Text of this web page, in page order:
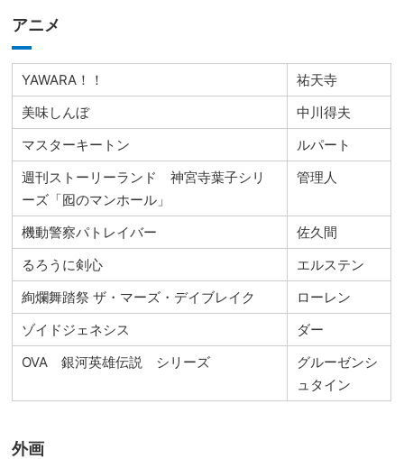
アニメ
YAWARA！！
祐天寺
美味しんぼ
中川得夫
マスターキートン
ルパート
週刊ストーリーランド 神宮寺葉子シリ
ーズ「囮のマンホール」
管理人
機動警察パトレイバー
佐久間
るろうに剣心
エルステン
絢爛舞踏祭 ザ・マーズ・デイブレイク
ローレン
ゾイドジェネシス
ダー
OVA 銀河英雄伝説 シリーズ
グルーゼンシ
ュタイン
外画